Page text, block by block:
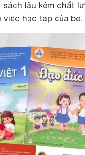
lậu kém chất
học tập của bé.